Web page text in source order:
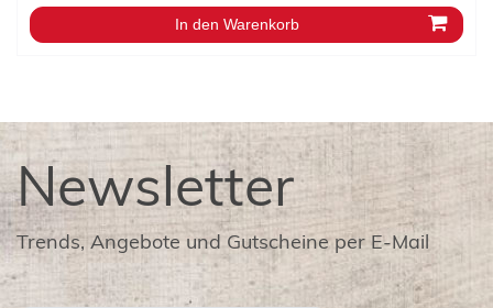
In den Warenkorb
Newsletter
Trends, Angebote und Gutscheine per E-Mail